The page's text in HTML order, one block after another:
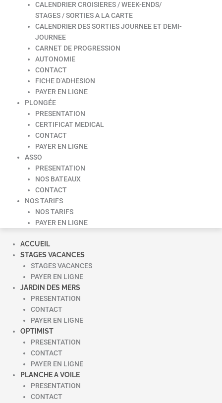
CALENDRIER CROISIERES / WEEK-ENDS/
STAGES / SORTIES A LA CARTE
CALENDRIER DES SORTIES JOURNEE ET DEMI-
JOURNEE
CARNET DE PROGRESSION
AUTONOMIE
CONTACT
FICHE D’ADHESION
PAYER EN LIGNE
PLONGÉE
PRESENTATION
CERTIFICAT MEDICAL
CONTACT
PAYER EN LIGNE
ASSO
PRESENTATION
NOS BATEAUX
CONTACT
NOS TARIFS
NOS TARIFS
PAYER EN LIGNE
ACCUEIL
STAGES VACANCES
STAGES VACANCES
PAYER EN LIGNE
JARDIN DES MERS
PRESENTATION
CONTACT
PAYER EN LIGNE
OPTIMIST
PRESENTATION
CONTACT
PAYER EN LIGNE
PLANCHE A VOILE
PRESENTATION
CONTACT